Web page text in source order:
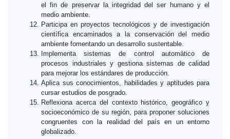
el fin de preservar la integridad del ser humano y el
medio ambiente.
Participa en proyectos tecnológicos y de investigación
científica encaminados a la conservación del medio
ambiente fomentando un desarrollo sustentable.
Implementa sistemas de control automático de
procesos industriales y gestiona sistemas de calidad
para mejorar los estándares de producción.
Aplica sus conocimientos, habilidades y aptitudes para
cursar estudios de posgrado.
Reflexiona acerca del contexto histórico, geográfico y
socioeconómico de su región, para proponer soluciones
congruentes con la realidad del país en un entorno
globalizado.